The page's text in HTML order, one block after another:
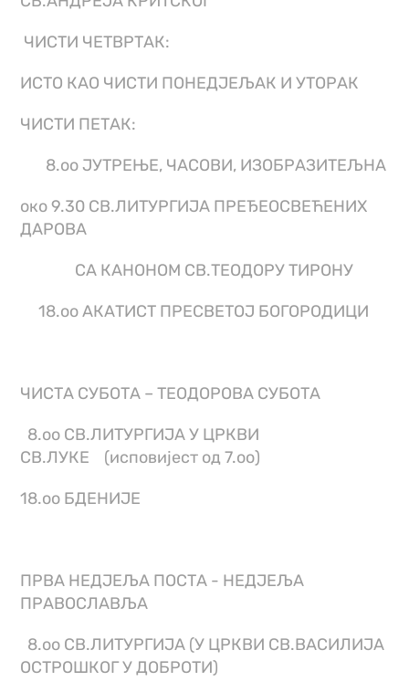
ЧИСТИ ЧЕТВРТАК:
ИСТО КАО ЧИСТИ ПОНЕДЈЕЉАК И УТОРАК
ЧИСТИ ПЕТАК:
8.оо ЈУТРЕЊЕ, ЧАСОВИ, ИЗОБРАЗИТЕЉНА
око 9.30 СВ.ЛИТУРГИЈА ПРЕЂЕОСВЕЋЕНИХ
ДАРОВА
СА КАНОНОМ СВ.ТЕОДОРУ ТИРОНУ
18.оо АКАТИСТ ПРЕСВЕТОЈ БОГОРОДИЦИ
ЧИСТА СУБОТА – ТЕОДОРОВА СУБОТА
8.оо СВ.ЛИТУРГИЈА У ЦРКВИ
СВ.ЛУКЕ (исповијест од 7.оо)
18.оо БДЕНИЈЕ
ПРВА НЕДЈЕЉА ПОСТА - НЕДЈЕЉА
ПРАВОСЛАВЉА
8.оо СВ.ЛИТУРГИЈА (У ЦРКВИ СВ.ВАСИЛИЈА
ОСТРОШКОГ У ДОБРОТИ)